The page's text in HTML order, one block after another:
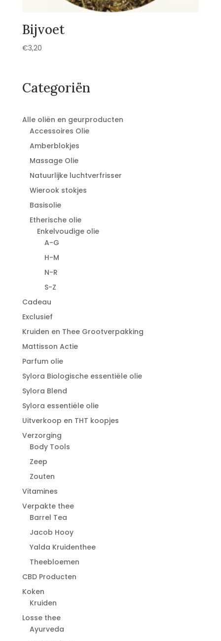
Bijvoet
€3,20
Categoriën
Alle oliën en geurproducten
Accessoires Olie
Amberblokjes
Massage Olie
Natuurlijke luchtverfrisser
Wierook stokjes
Basisolie
Etherische olie
Enkelvoudige olie
A-G
H-M
N-R
S-Z
Cadeau
Exclusief
Kruiden en Thee Grootverpakking
Mattisson Actie
Parfum olie
Sylora Biologische essentiële olie
Sylora Blend
Sylora essentiële olie
Uitverkoop en THT koopjes
Verzorging
Body Tools
Zeep
Zouten
Vitamines
Verpakte thee
Barrel Tea
Jacob Hooy
Yalda Kruidenthee
Theebloemen
CBD Producten
Koken
Kruiden
Losse thee
Ayurveda